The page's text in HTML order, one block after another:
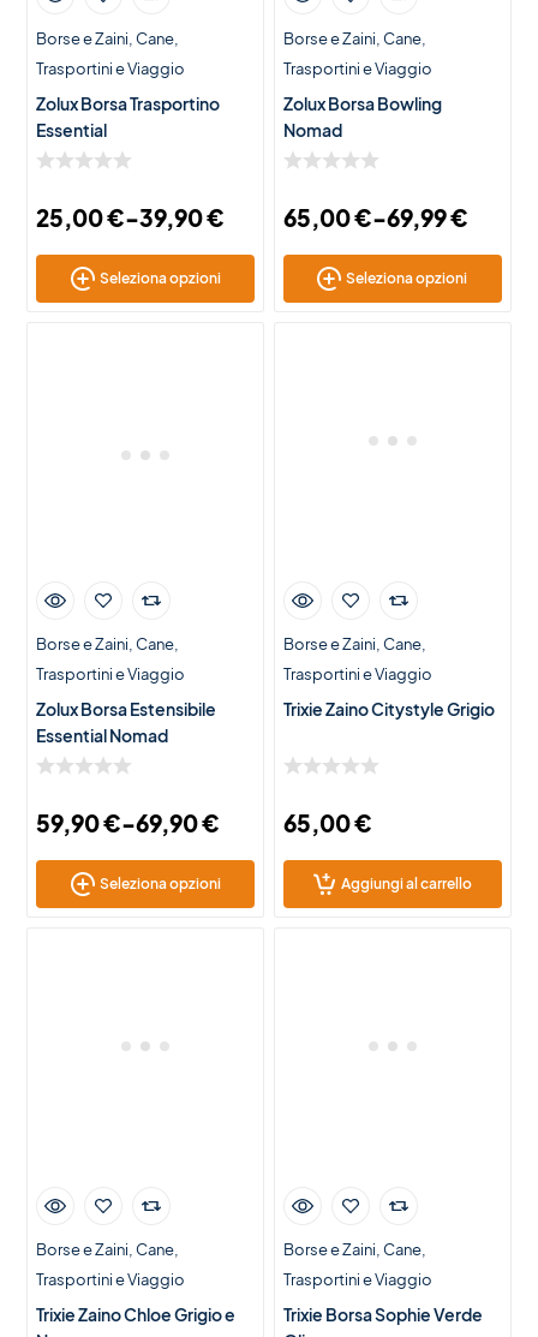
Borse e Zaini Cane
Trasportini e Viaggio
Zolux Borsa Trasportino
Essential
25,00€-39,90€
Seleziona opzioni
Borse e Zaini Cane
Trasportini e Viaggio
Zolux Borsa Bowling
Nomad
65,00€-69,99€
Seleziona opzioni
Borse e Zaini Cane
Trasportini e Viaggio
Zolux Borsa Estensibile
Essential Nomad
59,90€-69,90€
Seleziona opzioni
Borse e Zaini Cane
Trasportini e Viaggio
Trixie Zaino Citystyle Grigio
65,00€
Aggiungi al carrello
Borse e Zaini Cane
Trasportini e Viaggio
Trixie Zaino Chloe Grigio e
Borse e Zaini Cane
Trasportini e Viaggio
Trixie Borsa Sophie Verde